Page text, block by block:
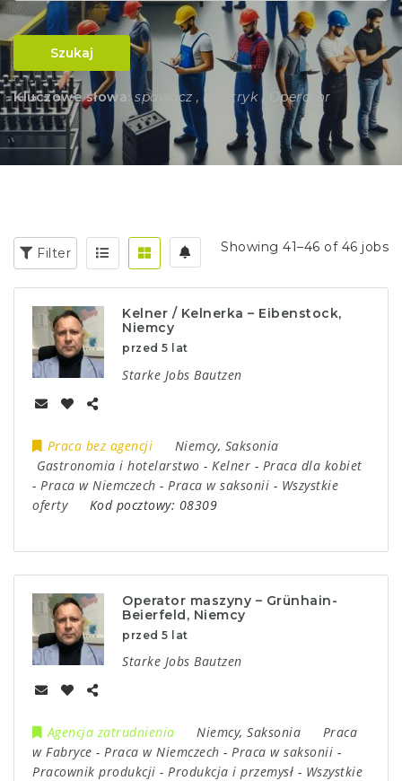
Szukaj
Kluczowe słowa: spawacz , elektryk , Operator
Filter Showing 41–46 of 46 jobs
Kelner / Kelnerka – Eibenstock,
Niemcy
przed 5 lat
Starke Jobs Bautzen
Praca bez agencji Niemcy, Saksonia
Gastronomia i hotelarstwo - Kelner - Praca dla kobiet
- Praca w Niemczech - Praca w saksonii - Wszystkie
oferty
Kod pocztowy: 08309
Operator maszyny – Grünhain-
Beierfeld, Niemcy
przed 5 lat
Starke Jobs Bautzen
Agencja zatrudnienia Niemcy, Saksonia
Praca
w Fabryce - Praca w Niemczech - Praca w saksonii -
Pracownik produkcji - Produkcja i przemysł - Wszystkie